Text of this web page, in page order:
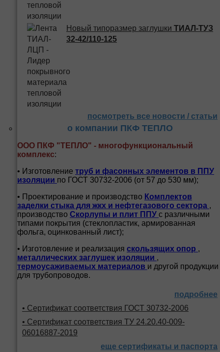
Новый типоразмер заглушки ТИАЛ-ТУЗ
32-42/110-125
посмотреть все новости / статьи
о компании ПКФ ТЕПЛО
ООО ПКФ "ТЕПЛО" - многофункциональный
комплекс:
• Изготовление труб и фасонных элементов в ППУ
изоляции по ГОСТ 30732-2006 (от 57 до 530 мм);
• Проектирование и производство Комплектов
заделки стыка для жкх и нефтегазового сектора ,
производство Скорлупы и плит ППУ с различными
типами покрытия (стеклопластик, армированная
фольга, оцинкованный лист);
• Изготовление и реализация скользящих опор ,
металлических заглушек изоляции ,
термоусаживаемых материалов и другой продукции
для трубопроводов.
подробнее
• Сертификат соответствия ГОСТ 30732-2006
• Сертификат соответствия ТУ 24.20.40-009-
06016887-2019
еще сертификаты и паспорта